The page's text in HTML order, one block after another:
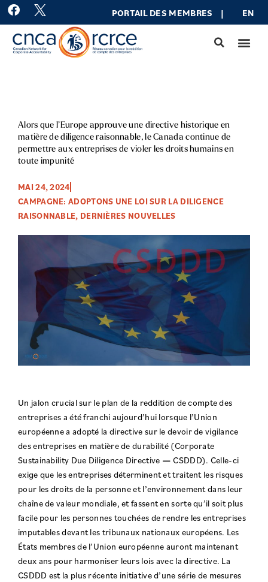
Aller
contenu
F
a
c
e
b
PORTAIL DES MEMBRES | EN
Alors que l’Europe approuve une directive historique en
matière de diligence raisonnable, le Canada continue de
permettre aux entreprises de violer les droits humains en
toute impunité
MAI 24, 2024
CAMPAGNE: ADOPTONS UNE LOI SUR LA DILIGENCE
RAISONNABLE, DERNIÈRES NOUVELLES
Un jalon crucial sur le plan de la reddition de compte des
entreprises a été franchi aujourd’hui lorsque l’Union
européenne a adopté la directive sur le devoir de vigilance
des entreprises en matière de durabilité (Corporate
Sustainability Due Diligence Directive — CSDDD). Celle-ci
exige que les entreprises déterminent et traitent les risques
pour les droits de la personne et l’environnement dans leur
chaîne de valeur mondiale, et fassent en sorte qu’il soit plus
facile pour les personnes touchées de rendre les entreprises
imputables devant les tribunaux nationaux européens. Les
États membres de l’Union européenne auront maintenant
deux ans pour harmoniser leurs lois avec la directive. La
CSDDD est la plus récente initiative d’une série de mesures